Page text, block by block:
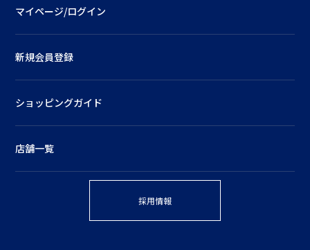
マイページ/ログイン
新規会員登録
ショッピングガイド
店舗一覧
採用情報